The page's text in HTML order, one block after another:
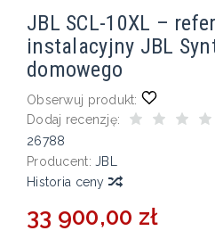
JBL SCL-10XL –
instalacyjny JBL
domowego
Obserwuj produkt:
Dodaj recenzję:
26788
Producent: JBL
Historia ceny
33 900,00 zł